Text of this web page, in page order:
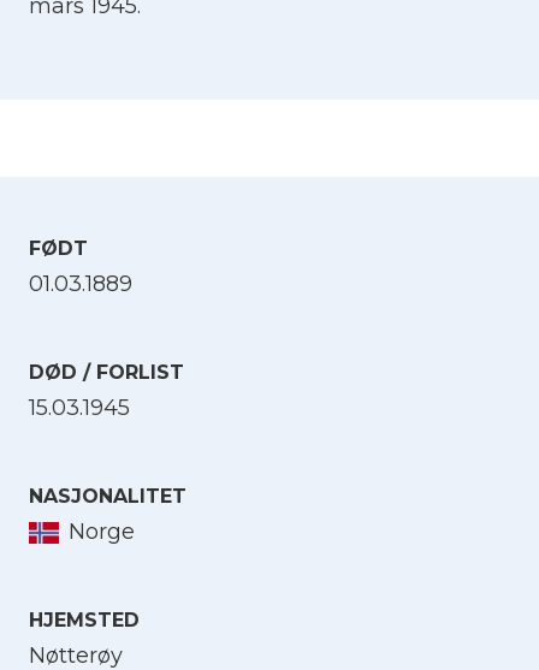
mars 1945.
FØDT
01.03.1889
DØD / FORLIST
15.03.1945
NASJONALITET
Norge
HJEMSTED
Nøtterøy